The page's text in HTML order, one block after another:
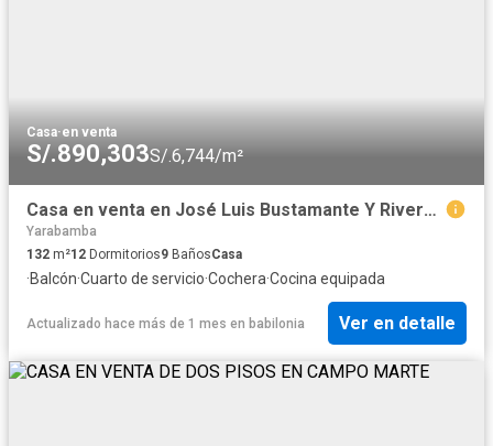
Casa·en venta
S/.890,303S/.6,744/m²
Casa en venta en José Luis Bustamante Y Rivero a $250,000
Yarabamba
132 m²12 Dormitorios9 BañosCasa
·Balcón·Cuarto de servicio·Cochera·Cocina equipada
Actualizado hace más de 1 mes en babilonia Ver en detalle